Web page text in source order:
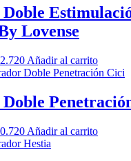
$ 267.920.
Lovense
El
precio
es:
$ 532.720.
Añadir al carrito
El
precio
Añadir al carrito